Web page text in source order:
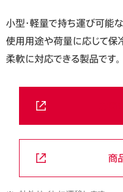
小型・軽量で持ち運び可能
使用用途や荷量に応じて保
柔軟に対応できる製品です。
商